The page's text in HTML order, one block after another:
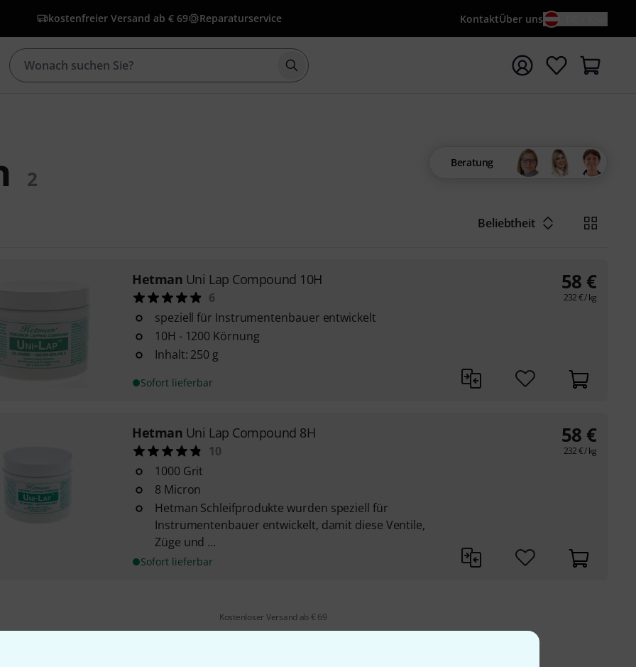
kostenfreier Versand ab € 69 Reparaturservice KontaktÜber uns
Suche mit Suchwort {searchTerm} starten
2
Beratung
Beliebtheit
Hetman Uni Lap Compound 10H
6
speziell für Instrumentenbauer entwickelt
10H - 1200 Körnung
Inhalt: 250 g
Sofort lieferbar
58 €
232€/ kg
Hetman Uni Lap Compound 8H
10
1000 Grit
8 Micron
Hetman Schleifprodukte wurden speziell für
Instrumentenbauer entwickelt, damit diese Ventile,
Züge und ...
Sofort lieferbar
58 €
232€/ kg
Kostenloser Versand ab € 69
Alle Preise inkl. MwSt.